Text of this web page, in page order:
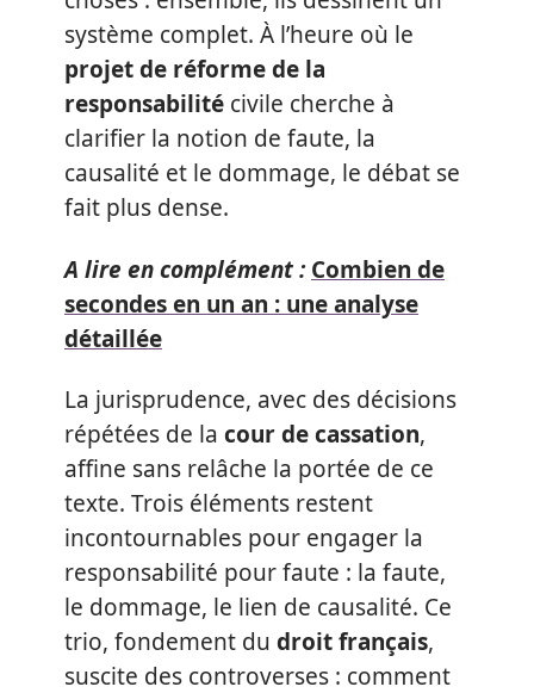
système complet. À l’heure où le
projet de réforme de la
responsabilité civile cherche à
clarifier la notion de faute, la
causalité et le dommage, le débat se
fait plus dense.
A lire en complément : Combien de
secondes en un an : une analyse
détaillée
La jurisprudence, avec des décisions
répétées de la cour de cassation,
affine sans relâche la portée de ce
texte. Trois éléments restent
incontournables pour engager la
responsabilité pour faute : la faute,
le dommage, le lien de causalité. Ce
trio, fondement du droit français,
suscite des controverses : comment